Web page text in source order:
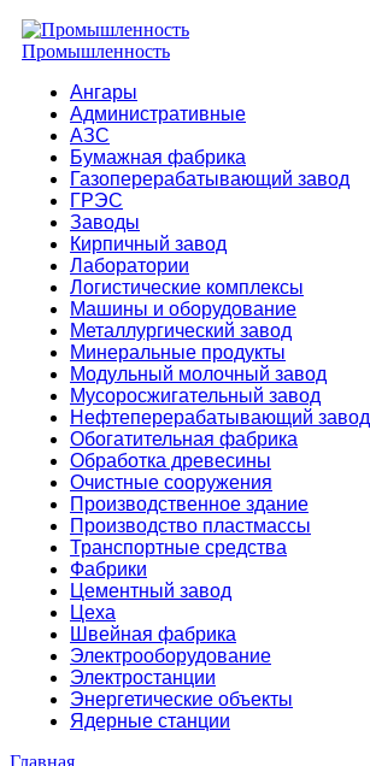
Промышленность
Ангары
Административные
АЗС
Бумажная фабрика
Газоперерабатывающий завод
ГРЭС
Заводы
Кирпичный завод
Лаборатории
Логистические комплексы
Машины и оборудование
Металлургический завод
Минеральные продукты
Модульный молочный завод
Мусоросжигательный завод
Нефтеперерабатывающий завод
Обогатительная фабрика
Обработка древесины
Очистные сооружения
Производственное здание
Производство пластмассы
Транспортные средства
Фабрики
Цементный завод
Цеха
Швейная фабрика
Электрооборудование
Электростанции
Энергетические объекты
Ядерные станции
Главная